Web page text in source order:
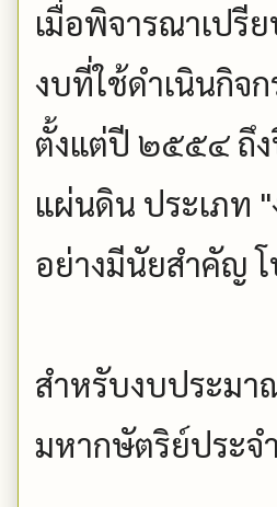
เมื่อพิจารณาเปรี
งบที่ใช้ดำเนินกิจ
ตั้งแต่ปี ๒๕๕๔ ถึ
แผ่นดิน ประเภท
อย่างมีนัยสำคัญ
สำหรับงบประมา
มหากษัตริย์ประจ